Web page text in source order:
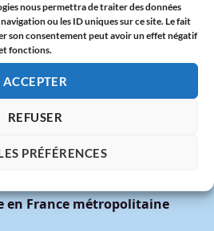
nous permettra de traiter des données
ou les ID uniques sur ce site. Le fait
son consentement peut avoir un effet négatif
fonctions.
ACCEPTER
REFUSER
PRÉFÉRENCES
2025 : Deux Tote Bags Arc-en-
🚚
en France métropolitaine